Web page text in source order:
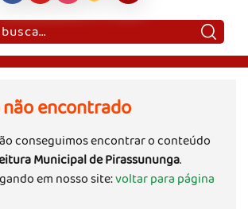
encontrado
conseguimos encontrar o conteúdo
Municipal de Pirassununga.
em nosso site:voltar para página